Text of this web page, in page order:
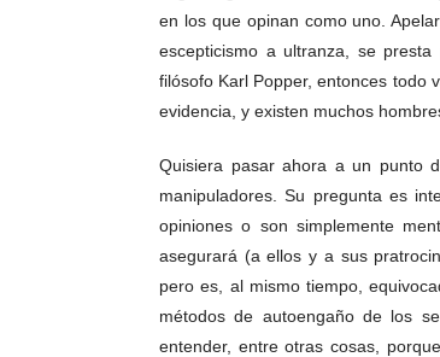
en los que opinan como uno.
escepticismo a ultranza, se
filósofo Karl Popper, entonces todo
evidencia, y existen muchos
Quisiera pasar ahora a un punto
manipuladores. Su pregunta es
opiniones o son simplemente
asegurará (a ellos y a sus
pero es, al mismo tiempo,
métodos de autoengaño de los
entender, entre otras cosas,